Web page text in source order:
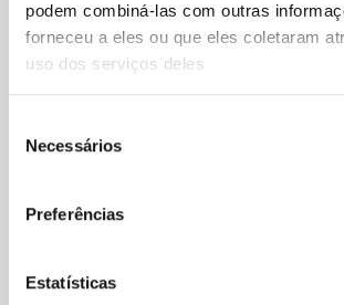
podem combiná-las com outras
forneceu a eles ou que eles coletaram
uso dos serviços deles
Necessários
Preferências
Estatísticas
Resort mais reservado
Conceito TUI Time To Smile
Na rede da varanda